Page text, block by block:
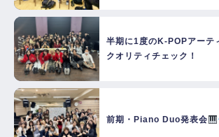
半期に1度のK-POPアーテ
クオリティチェック！
前期・Piano Duo発表会